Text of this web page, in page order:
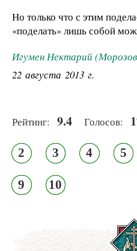
Но только что с этим
«поделать» лишь собой
Игумен Нектарий
22 августа 2013 г.
Рейтинг: 9.4 Голосов:
2 3 4 5
9 10